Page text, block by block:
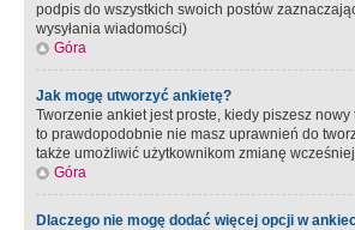
podpis do wszystkich swoich postów
wysyłania wiadomości)
Góra
Jak mogę utworzyć ankietę?
Tworzenie ankiet jest proste, kiedy piszesz
to prawdopodobnie nie masz uprawnień do
także umożliwić użytkownikom zmianę
Góra
Dlaczego nie mogę dodać więcej opcji w